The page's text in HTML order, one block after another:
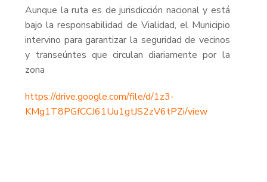
Aunque la ruta es de jurisdicción nacional y está
bajo la responsabilidad de Vialidad, el Municipio
intervino para garantizar la seguridad de vecinos
y transeúntes que circulan diariamente por la
zona
https://drive.google.com/file/d/1z3-
KMg1T8PGfCCJ61Uu1gtJS2zV6tPZi/view